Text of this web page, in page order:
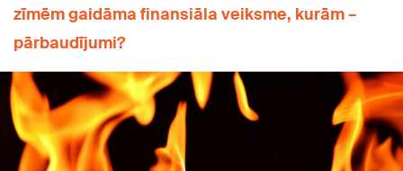
zīmēm gaidāma finansiāla veiksme, kurām –
pārbaudījumi?